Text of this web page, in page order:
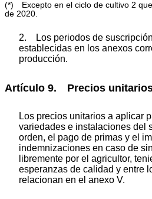
(*) Excepto en el ciclo de cultivo 2
de 2020.
2. Los periodos de
establecidas en los anexos
producción.
Artículo 9. Precios
Los precios unitarios a aplicar
variedades e instalaciones del
orden, el pago de primas y el
indemnizaciones en caso de
libremente por el agricultor,
esperanzas de calidad y entre
relacionan en el anexo V.